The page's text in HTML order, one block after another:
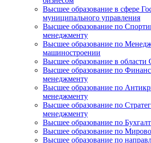
Высшее образование в сфере
муниципального управления
Высшее образование по
менеджменту
Высшее образование по
машиностроении
Высшее образование в области
Высшее образование по
менеджменту
Высшее образование по
менеджменту
Высшее образование по
менеджменту
Высшее образование по
Высшее образование по
Высшее образование по